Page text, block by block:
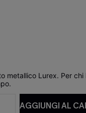
metallico Lurex. Per chi
AGGIUNGI AL